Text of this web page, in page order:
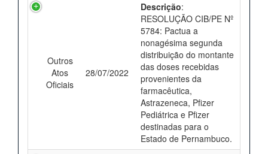
Outros
Atos
Oficiais
28/07/2022
Descrição:
RESOLUÇÃO CIB/PE Nº
5784: Pactua a
nonagésima segunda
distribuição do montante
das doses recebidas
provenientes da
farmacêutica,
Astrazeneca, Pfizer
Pediátrica e Pfizer
destinadas para o
Estado de Pernambuco.